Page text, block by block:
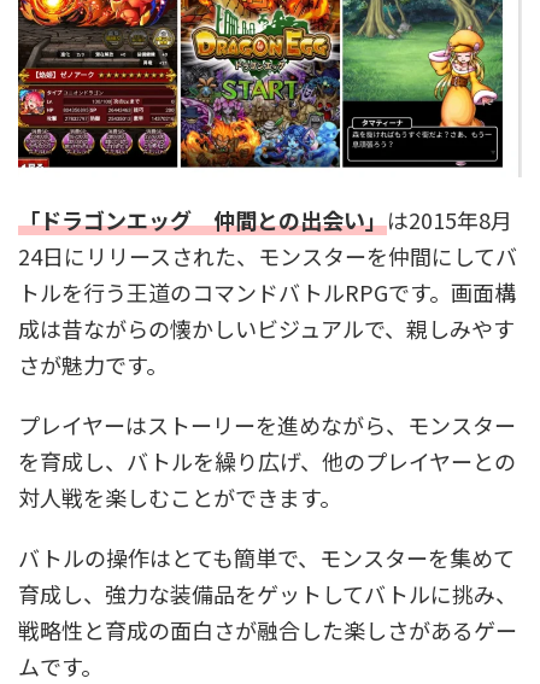
「ドラゴンエッグ 仲間との出会い」は2015年8月
24日にリリースされた、モンスターを仲間にしてバ
トルを行う王道のコマンドバトルRPGです。画面構
成は昔ながらの懐かしいビジュアルで、親しみやす
さが魅力です。
プレイヤーはストーリーを進めながら、モンスター
を育成し、バトルを繰り広げ、他のプレイヤーとの
対人戦を楽しむことができます。
バトルの操作はとても簡単で、モンスターを集めて
育成し、強力な装備品をゲットしてバトルに挑み、
戦略性と育成の面白さが融合した楽しさがあるゲー
ムです。